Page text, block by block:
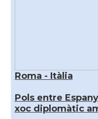
Roma - Itàlia
Pols entre
xoc diplomàtic